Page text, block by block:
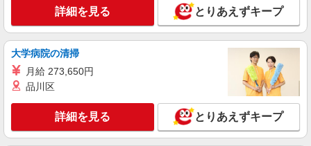
詳細を見る とりあえずキープ
大学病院の清掃
月給 273,650円
品川区
詳細を見る とりあえずキープ